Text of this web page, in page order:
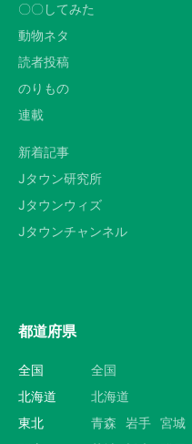
〇〇してみた
動物ネタ
読者投稿
のりもの
連載
新着記事
Jタウン研究所
Jタウンウィズ
Jタウンチャンネル
都道府県
全国
全国
北海道
北海道
東北
青森 岩手 宮城